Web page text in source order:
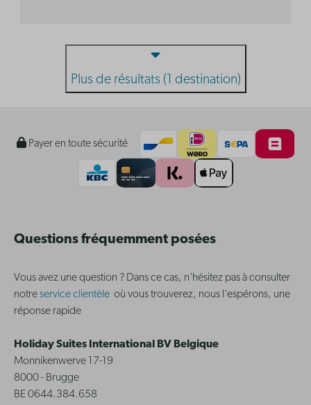
Plus de résultats (1 destination)
Payer en toute sécurité
Questions fréquemment posées
Vous avez une question ? Dans ce cas, n'hésitez pas à consulter
notreservice clientèle où vous trouverez, nous l'espérons, une
réponse rapide
Holiday Suites International BV Belgique
Monnikenwerve 17-19
8000 - Brugge
BE 0644.384.658